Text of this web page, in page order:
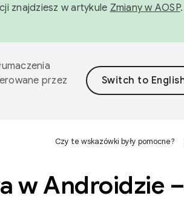
znajdziesz w artykule Zmiany w AOSP.
przez
Czy te wskazówki były pomocne?
w Androidzie –